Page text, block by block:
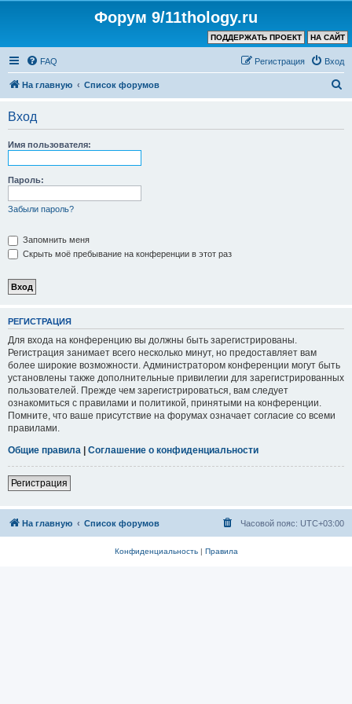
Форум 9/11thology.ru
НА САЙТ
ПОДДЕРЖАТЬ ПРОЕКТ
FAQ Вход
Регистрация
На главную Список форумов
Вход
Имя пользователя:
Пароль:
Забыли пароль?
Запомнить меня
Скрыть моё пребывание на конференции в этот раз
РЕГИСТРАЦИЯ
Для входа на конференцию вы должны быть зарегистрированы.
Регистрация занимает всего несколько минут, но предоставляет вам
более широкие возможности. Администратором конференции могут быть
установлены также дополнительные привилегии для зарегистрированных
пользователей. Прежде чем зарегистрироваться, вам следует
ознакомиться с правилами и политикой, принятыми на конференции.
Помните, что ваше присутствие на форумах означает согласие со всеми
правилами.
Общие правила | Соглашение о конфиденциальности
Регистрация
На главную Список форумов Часовой пояс: UTC+03:00
Конфиденциальность| Правила